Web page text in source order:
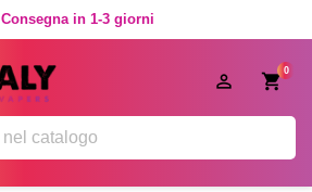
Consegna in 1-3 giorni
0
